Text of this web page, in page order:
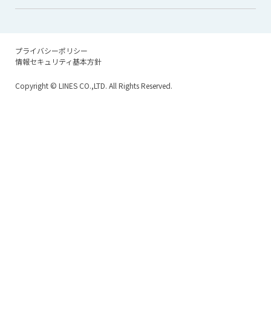
プライバシーポリシー
情報セキュリティ基本方針
Copyright © LINES CO.,LTD. All Rights Reserved.